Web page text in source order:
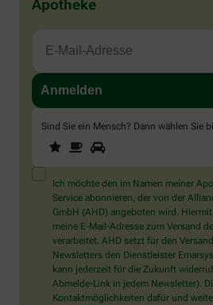
Apotheke
Sind Sie ein Mensch? Dann wählen Sie
Sind
Sie
ein
Mensch?
Dann
wählen
Sie
bitte
die
Tasse.
1 2
Ich möchte den im Namen meiner
Service abonnieren, der von der
GmbH (AHD) angeboten wird.
meine E-Mail-Adresse zum Versand
verarbeitet. AHD setzt für den
Newsletters den Dienstleister
kann jederzeit für die Zukunft
Abmelde-Link in jedem Newsletter).
Kontaktmöglichkeiten dafür und